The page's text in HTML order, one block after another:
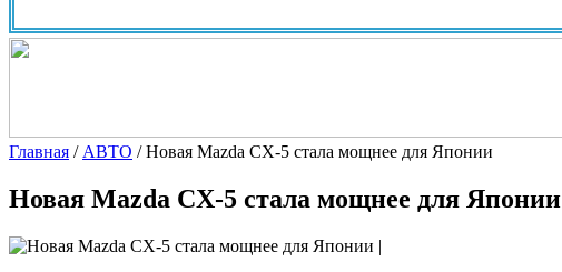
Главная / АВТО /Новая Mazda CX-5 стала мощнее для Японии
Новая Mazda CX-5 стала мощнее для Японии
|